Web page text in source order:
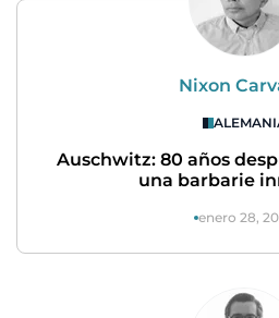
Nixon
Auschwitz: 80 años
una barbarie
enero 28,